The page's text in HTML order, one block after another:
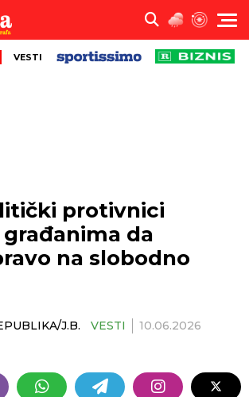
VESTI
protivnici
da
na slobodno
J.B. VESTI 10.06.2026